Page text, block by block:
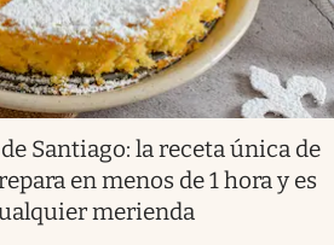
Santiago: la receta única de
en menos de 1 hora y es
merienda